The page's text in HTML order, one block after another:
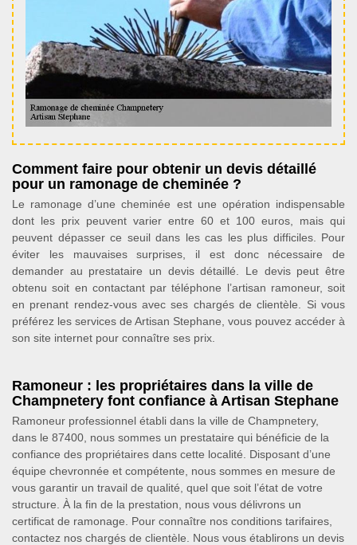
Comment faire pour obtenir un devis détaillé
pour un ramonage de cheminée ?
Le ramonage d’une cheminée est une opération indispensable
dont les prix peuvent varier entre 60 et 100 euros, mais qui
peuvent dépasser ce seuil dans les cas les plus difficiles. Pour
éviter les mauvaises surprises, il est donc nécessaire de
demander au prestataire un devis détaillé. Le devis peut être
obtenu soit en contactant par téléphone l’artisan ramoneur, soit
en prenant rendez-vous avec ses chargés de clientèle. Si vous
préférez les services de Artisan Stephane, vous pouvez accéder à
son site internet pour connaître ses prix.
Ramoneur : les propriétaires dans la ville de
Champnetery font confiance à Artisan Stephane
Ramoneur professionnel établi dans la ville de Champnetery,
dans le 87400, nous sommes un prestataire qui bénéficie de la
confiance des propriétaires dans cette localité. Disposant d’une
équipe chevronnée et compétente, nous sommes en mesure de
vous garantir un travail de qualité, quel que soit l’état de votre
structure. À la fin de la prestation, nous vous délivrons un
certificat de ramonage. Pour connaître nos conditions tarifaires,
contactez nos chargés de clientèle. Nous vous établirons un devis